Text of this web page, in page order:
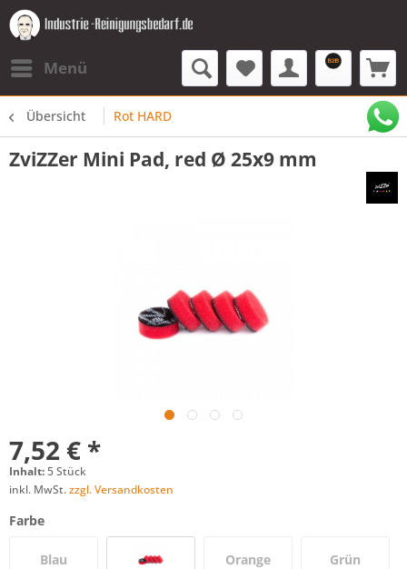
Menü
Übersicht Rot HARD
ZviZZer Mini Pad, red Ø 25x9 mm
7,52 € *
Inhalt:5 Stück
inkl. MwSt.zzgl. Versandkosten
Farbe
Blau Orange Grün